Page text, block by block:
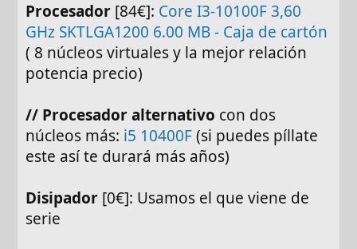
Procesador [84€]: Core I3-10100F 3,60
GHz SKTLGA1200 6.00 MB - Caja de cartón
( 8 núcleos virtuales y la mejor relación
potencia precio)
// Procesador alternativo con dos
núcleos más: i5 10400F(si puedes píllate
este así te durará más años)
Disipador [0€]: Usamos el que viene de
serie